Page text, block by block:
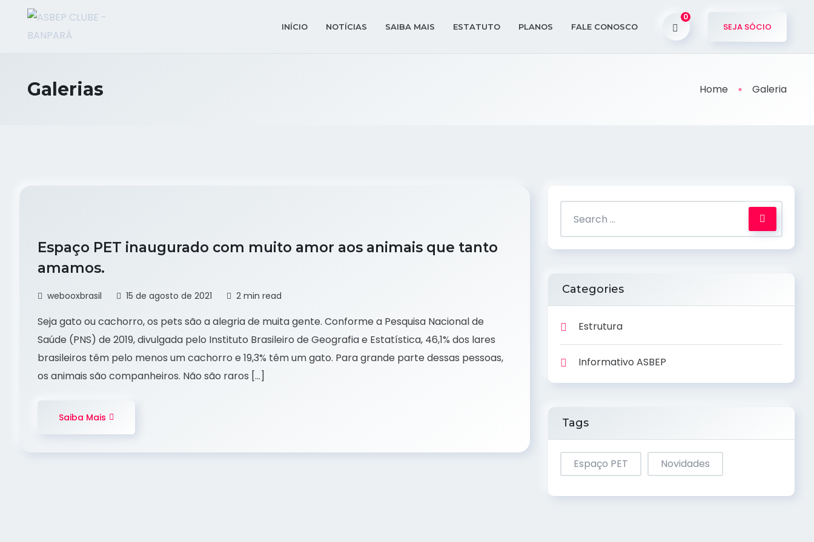
INÍCIO NOTÍCIAS SAIBA MAIS ESTATUTO PLANOS FALE CONOSCO
0
SEJA SÓCIO
Galerias Home Galeria
Espaço PET inaugurado com muito amor aos animais que tanto
amamos.
webooxbrasil 15 de agosto de 2021 2 min read
Seja gato ou cachorro, os pets são a alegria de muita gente. Conforme a Pesquisa Nacional de
Saúde (PNS) de 2019, divulgada pelo Instituto Brasileiro de Geografia e Estatística, 46,1% dos lares
brasileiros têm pelo menos um cachorro e 19,3% têm um gato. Para grande parte dessas pessoas,
os animais são companheiros. Não são raros […]
Saiba Mais
Categories
Estrutura
Informativo ASBEP
Tags
Espaço PET Novidades